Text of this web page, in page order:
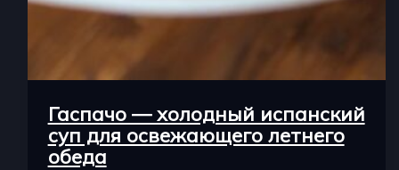
Гаспачо — холодный испанский
суп для освежающего летнего
обеда